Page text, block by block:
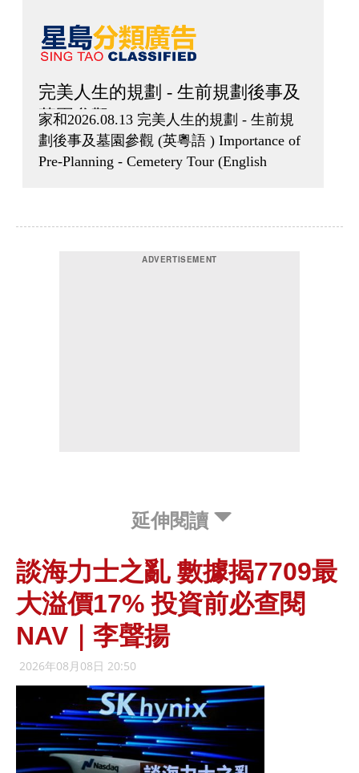
延伸閱讀
談海力士之亂 數據揭7709最
大溢價17% 投資前必查閱
NAV｜李聲揚
2026年08月08日 20:50